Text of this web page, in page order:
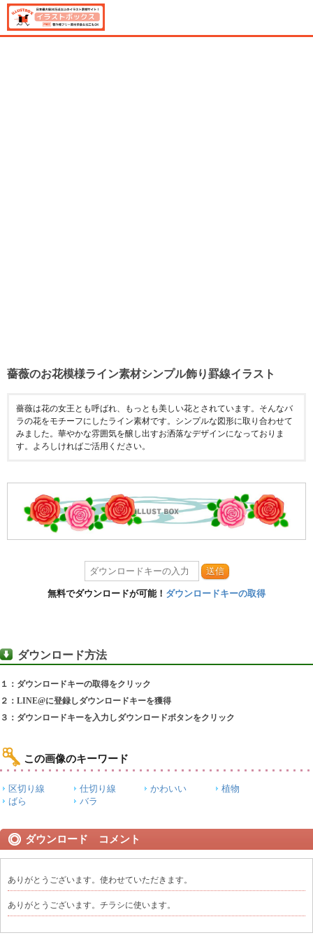
薔薇のお花模様ライン素材シンプル飾り罫線イラスト
薔薇は花の女王とも呼ばれ、もっとも美しい花とされています。そんなバ
ラの花をモチーフにしたライン素材です。シンプルな図形に取り合わせて
みました。華やかな雰囲気を醸し出すお洒落なデザインになっておりま
す。よろしければご活用ください。
送信
無料でダウンロードが可能！ ダウンロードキーの取得
ダウンロード方法
１：ダウンロードキーの取得をクリック
２：LINE@に登録しダウンロードキーを獲得
３：ダウンロードキーを入力しダウンロードボタンをクリック
この画像のキーワード
区切り線 仕切り線 かわいい
植物
ばら
バラ
ダウンロード コメント
ありがとうございます。使わせていただきます。
ありがとうございます。チラシに使います。